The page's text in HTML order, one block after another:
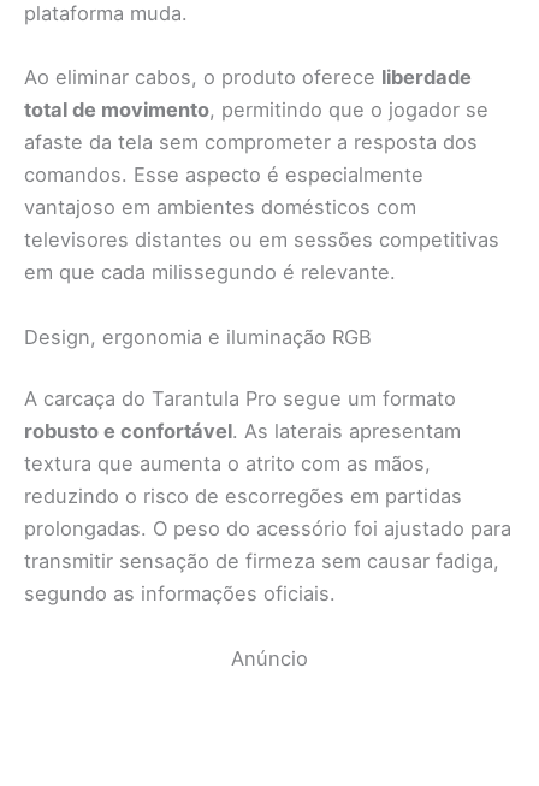
plataforma muda.
Ao eliminar cabos, o produto oferece liberdade
total de movimento, permitindo que o jogador se
afaste da tela sem comprometer a resposta dos
comandos. Esse aspecto é especialmente
vantajoso em ambientes domésticos com
televisores distantes ou em sessões competitivas
em que cada milissegundo é relevante.
Design, ergonomia e iluminação RGB
A carcaça do Tarantula Pro segue um formato
robusto e confortável. As laterais apresentam
textura que aumenta o atrito com as mãos,
reduzindo o risco de escorregões em partidas
prolongadas. O peso do acessório foi ajustado para
transmitir sensação de firmeza sem causar fadiga,
segundo as informações oficiais.
Anúncio